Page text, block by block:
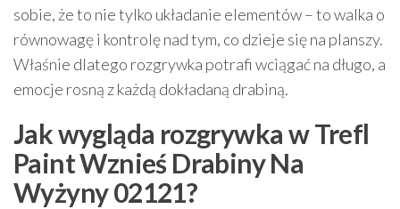
sobie, że to nie tylko układanie elementów – to walka o
równowagę i kontrolę nad tym, co dzieje się na planszy.
Właśnie dlatego rozgrywka potrafi wciągać na długo, a
emocje rosną z każdą dokładaną drabiną.
Jak wygląda rozgrywka w Trefl
Paint Wznieś Drabiny Na
Wyżyny 02121?